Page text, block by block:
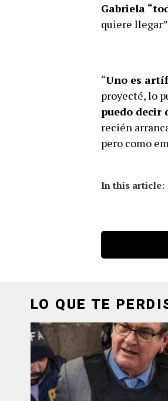
Gabriela
quiere
“Uno es
proyecté, lo
puedo decir
recién
pero como
In this article:
LO QUE TE